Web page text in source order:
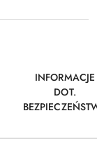
INFORMACJE
DOT.